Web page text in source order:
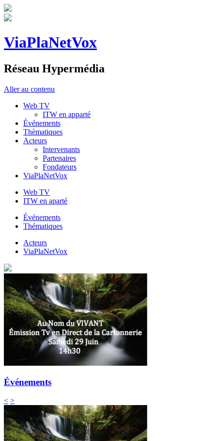
ViaPlaNetVox
Réseau Hypermédia
Aller au contenu
Web TV
ITW en apparté
Événements
Thèmatiques
Acteurs
Intervenants
Partenaires
Fondateurs
ViaPlaNetVox
Web TV
ITW en aparté
Événements
Thématiques
Acteurs
ViaPlaNetVox
Événements
< >